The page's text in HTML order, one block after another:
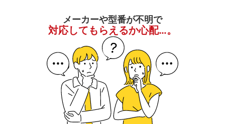
メーカーや型番が不明で
対応してもらえるか心配…。